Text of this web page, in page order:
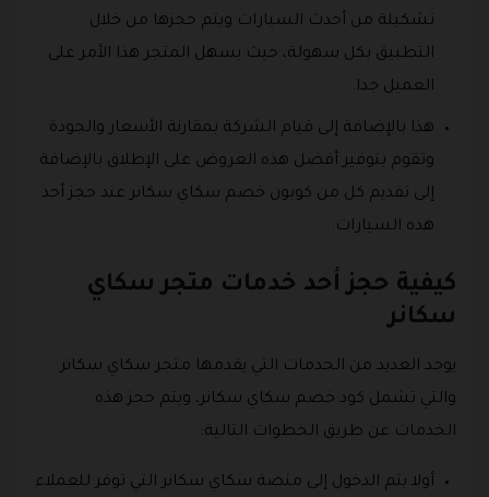
تشكيلة من أحدث السيارات ويتم حجزها من خلال
التطبيق بكل سهولة، حيث يسهل المتجر هذا الأمر على
العميل جدا.
هذا بالإضافة إلى قيام الشركة بمقارنة الأسعار والجودة
وتقوم بتوفير أفضل هذه العروض على الإطلاق بالإضافة
إلى تقديم كل من كوبون خصم سكاي سكانر عند حجز أحد
هذه السيارات.
كيفية حجز أحد خدمات متجر سكاي
سكانر
يوجد العديد من الخدمات التي يقدمها متجر سكاي سكانر
والتي تشمل كود خصم سكاي سكانر، ويتم حجز هذه
الخدمات عن طريق الخطوات التالية:
أولا يتم الدخول إلى منصة سكاي سكانر التي توفر للعملاء